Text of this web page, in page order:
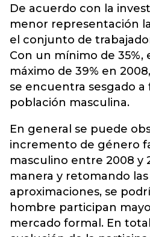
De acuerdo con la
menor representación
el conjunto de
Con un mínimo de 35%,
máximo de 39% en
se encuentra sesgado a
población masculina.
En general se puede
incremento de género
masculino entre 2008 y
manera y retomando
aproximaciones, se
hombre participan
mercado formal. En